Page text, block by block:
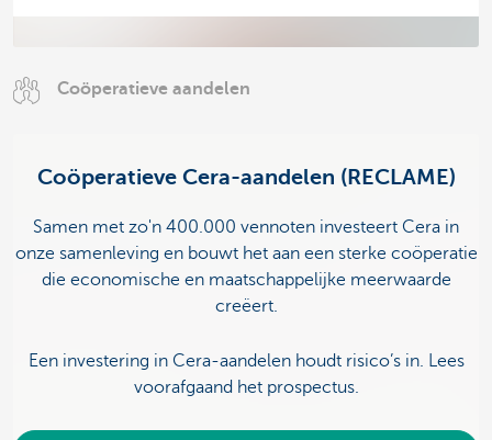
Coöperatieve aandelen
Coöperatieve Cera-aandelen (RECLAME)
Samen met zo'n 400.000 vennoten investeert Cera in
onze samenleving en bouwt het aan een sterke coöperatie
die economische en maatschappelijke meerwaarde
creëert.
Een investering in Cera-aandelen houdt risico’s in. Lees
voorafgaand het prospectus.